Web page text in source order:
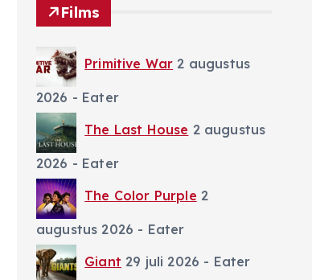
Films
Primitive War 2 augustus
2026 - Eater
The Last House 2 augustus
2026 - Eater
The Color Purple 2
augustus 2026 - Eater
Giant 29 juli 2026 - Eater